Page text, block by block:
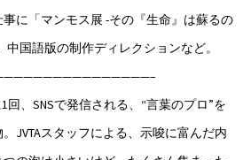
に「マンモス展 -その『生命』は蘇るの
国語版の制作ディレクションなど。
1回、SNSで発信される、“言葉のプロ”を
JVTAスタッフによる、示唆に富んだ内